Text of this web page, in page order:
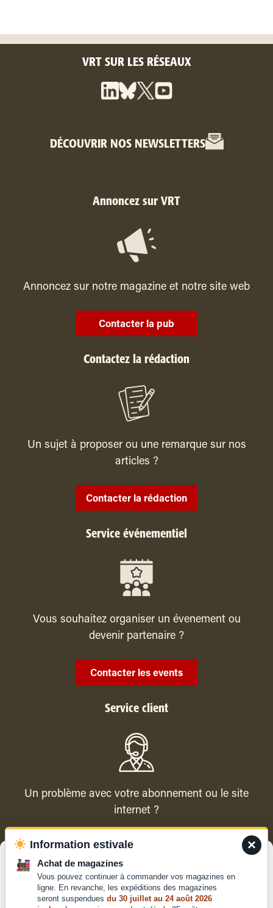
Pour offrir les meilleures expériences, nous utilisons des technologies
telles que les cookies pour stocker et/ou accéder aux informations des
appareils. Le fait de consentir à ces technologies nous permettra de
VRT SUR LES RÉSEAUX
DÉCOUVRIR NOS NEWSLETTERS
Annoncez sur VRT
Annoncez sur notre magazine et notre site web
Contacter la pub
Contactez la rédaction
Un sujet à proposer ou une remarque sur nos
articles ?
Contacter la rédaction
Service événementiel
Vous souhaitez organiser un évenement ou
devenir partenaire ?
Contacter les events
Service client
Un problème avec votre abonnement ou le site
internet ?
Contacter le service client ×
Information estivale
Achat de magazines
Vous pouvez continuer à commander vos magazines en
ligne. En revanche, les expéditions des magazines
seront suspendues du 30 juillet au 24 août 2026